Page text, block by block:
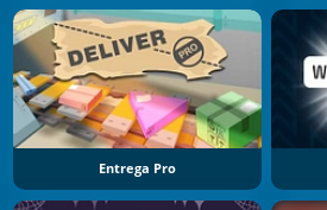
Entrega Pro